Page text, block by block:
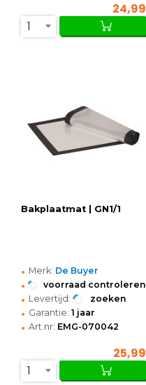
24,99
1
Bakplaatmat | GN1/1
• Merk: De Buyer
• voorraad controleren
• Levertijd: zoeken
• Garantie: 1 jaar
• Art.nr: EMG-070042
25,99
1